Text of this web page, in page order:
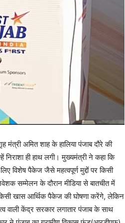
अमित शाह के हालिया पंजाब दौरे की
ही हाथ लगी। मुख्यमंत्री ने कहा कि
विशेष पैकेज जैसे महत्वपूर्ण मुद्दों पर किसी
सम्मेलन के दौरान मीडिया से बातचीत में
खास आर्थिक पैकेज की घोषणा करेंगे, लेकिन
वाली केंद्र सरकार लगातार पंजाब के साथ